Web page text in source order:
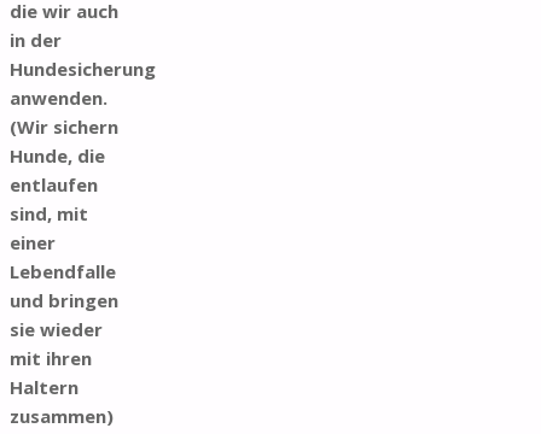
die wir auch
in der
Hundesicherung
anwenden.
(Wir sichern
Hunde, die
entlaufen
sind, mit
einer
Lebendfalle
und bringen
sie wieder
mit ihren
Haltern
zusammen)